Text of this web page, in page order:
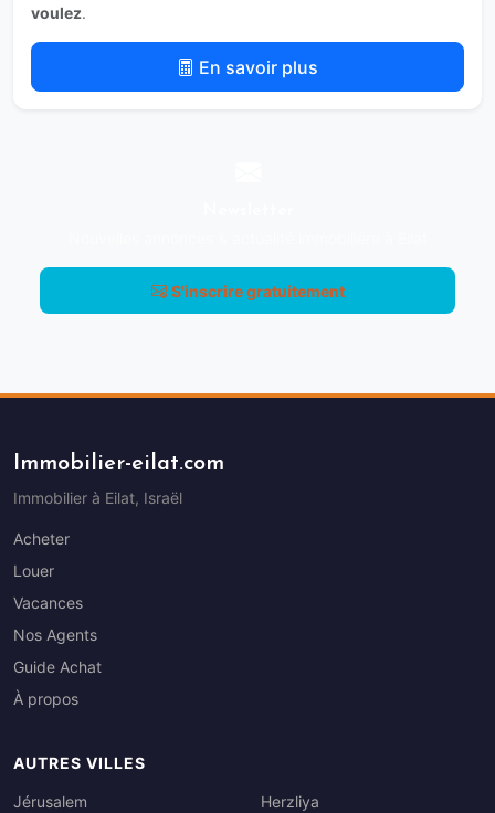
voulez.
En savoir plus
S'inscrire gratuitement
Immobilier-eilat.com
Immobilier à Eilat, Israël
Acheter
Louer
Vacances
Nos Agents
Guide Achat
À propos
AUTRES VILLES
Jérusalem
Herzliya